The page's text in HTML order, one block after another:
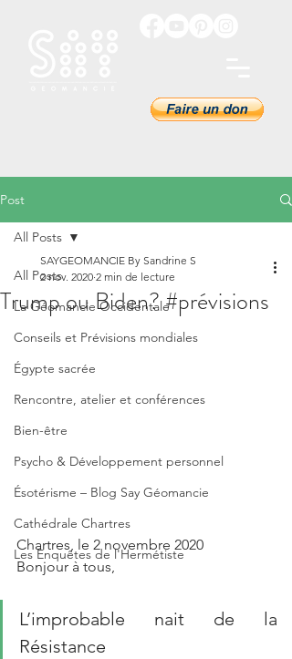
Post
All Posts
La Géomancie Occidentale
Conseils et Prévisions mondiales
Égypte sacrée
Rencontre, atelier et conférences
Bien-être
Psycho & Développement personnel
Ésotérisme – Blog Say Géomancie
Cathédrale Chartres
Les Enquêtes de l'Hermétiste
All Posts
Trump ou Biden? #prévisions
SAYGEOMANCIE By Sandrine S
2 nov. 2020 2 min de lecture
Chartres, le 2 novembre 2020
Bonjour à tous,
L’improbable nait de la
Résistance